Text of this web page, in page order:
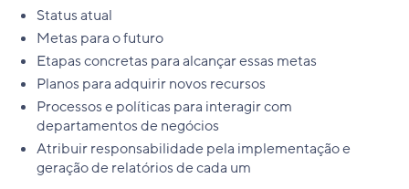
Status atual
Metas para o futuro
Etapas concretas para alcançar essas metas
Planos para adquirir novos recursos
Processos e políticas para interagir com
departamentos de negócios
Atribuir responsabilidade pela implementação e
geração de relatórios de cada um